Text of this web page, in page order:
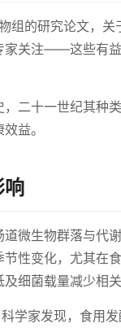
组的研究论文，
家关注——这些有
二十一世纪其种
益。
响
微生物群落与代
性变化，尤其在
细菌载量减少相关
学家发现，食用